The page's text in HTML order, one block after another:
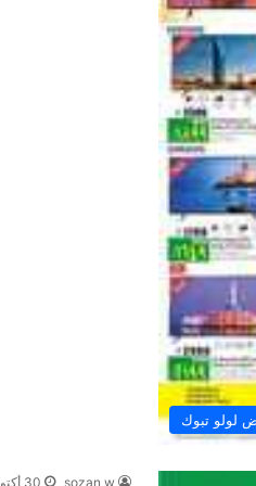
لولو تبوك
sozan w 30 أكتوبر,2019